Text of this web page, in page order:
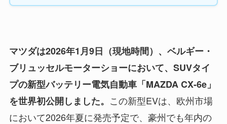
マツダは2026年1月9日（現地時間）、ベルギー・
ブリュッセルモーターショーにおいて、SUVタイ
プの新型バッテリー電気自動車「MAZDA CX-6e」
を世界初公開しました。 この新型EVは、欧州市場
において2026年夏に発売予定で、豪州でも年内の